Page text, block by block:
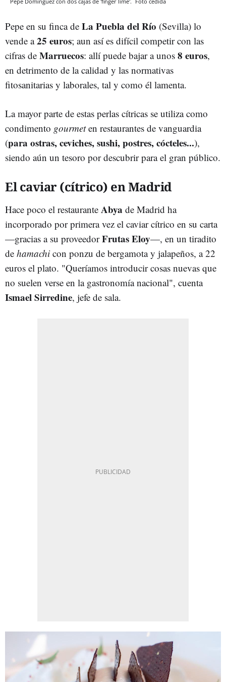
Pepe en su finca de La Puebla del Río (Sevilla) lo
vende a25 euros; aun así es difícil competir con las
cifras de Marruecos: allí puede bajar a unos 8 euros,
en detrimento de la calidad y las normativas
fitosanitarias y laborales, tal y como él lamenta.
La mayor parte de estas perlas cítricas se utiliza como
condimento gourmeten restaurantes de vanguardia
(para ostras, ceviches, sushi, postres, cócteles...),
siendo aún un tesoro por descubrir para el gran público.
El caviar (cítrico) en Madrid
Hace poco el restaurante Abya de Madrid ha
incorporado por primera vez el caviar cítrico en su carta
—gracias a su proveedorFrutas Eloy—, en un tiradito
de hamachi con ponzu de bergamota y jalapeños, a 22
euros el plato. "Queríamos introducir cosas nuevas que
no suelen verse en la gastronomía nacional", cuenta
Ismael Sirredine, jefe de sala.